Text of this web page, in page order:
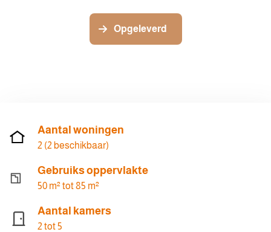
Opgeleverd
Aantal woningen
2 (2 beschikbaar)
Gebruiks oppervlakte
50 m² tot 85 m²
Aantal kamers
2 tot 5